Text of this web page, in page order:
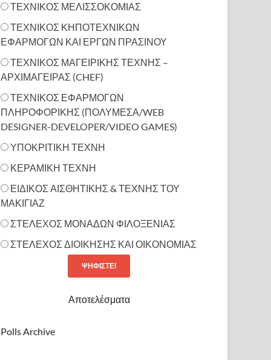
ΤΕΧΝΙΚΟΣ ΜΕΛΙΣΣΟΚΟΜΙΑΣ
ΤΕΧΝΙΚΟΣ ΚΗΠΟΤΕΧΝΙΚΩΝ
ΕΦΑΡΜΟΓΩΝ ΚΑΙ ΕΡΓΩΝ ΠΡΑΣΙΝΟΥ
ΤΕΧΝΙΚΟΣ ΜΑΓΕΙΡΙΚΗΣ ΤΕΧΝΗΣ –
ΑΡΧΙΜΑΓΕΙΡΑΣ (CHEF)
ΤΕΧΝΙΚΟΣ ΕΦΑΡΜΟΓΩΝ
ΠΛΗΡΟΦΟΡΙΚΗΣ (ΠΟΛΥΜΕΣΑ/WEB
DESIGNER-DEVELOPER/VIDEO GAMES)
ΥΠΟΚΡΙΤΙΚΗ ΤΕΧΝΗ
ΚΕΡΑΜΙΚΗ ΤΕΧΝΗ
ΕΙΔΙΚΟΣ ΑΙΣΘΗΤΙΚΗΣ & ΤΕΧΝΗΣ ΤΟΥ
ΜΑΚΙΓΙΑΖ
ΣΤΕΛΕΧΟΣ ΜΟΝΑΔΩΝ ΦΙΛΟΞΕΝΙΑΣ
ΣΤΕΛΕΧΟΣ ΔΙΟΙΚΗΣΗΣ ΚΑΙ ΟΙΚΟΝΟΜΙΑΣ
Αποτελέσματα
Polls Archive